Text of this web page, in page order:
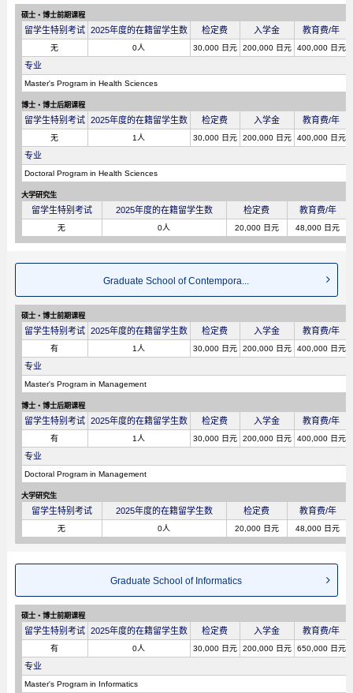
硕士・博士前期课程
留学生特别考试 2025年度的在籍留学生数 检定费 入学金 教育费/年
无 0人 30,000 日元 200,000 日元 400,000 日元
专业
Master's Program in Health Sciences
博士・博士后期课程
留学生特别考试 2025年度的在籍留学生数 检定费 入学金 教育费/年
无 1人 30,000 日元 200,000 日元 400,000 日元
专业
Doctoral Program in Health Sciences
大学研究生
留学生特别考试 2025年度的在籍留学生数 检定费 教育费/年
无 0人 20,000 日元 48,000 日元
Graduate School of Contempora...
硕士・博士前期课程
留学生特别考试 2025年度的在籍留学生数 检定费 入学金 教育费/年
有 1人 30,000 日元 200,000 日元 400,000 日元
专业
Master's Program in Management
博士・博士后期课程
留学生特别考试 2025年度的在籍留学生数 检定费 入学金 教育费/年
有 1人 30,000 日元 200,000 日元 400,000 日元
专业
Doctoral Program in Management
大学研究生
留学生特别考试 2025年度的在籍留学生数 检定费 教育费/年
无 0人 20,000 日元 48,000 日元
Graduate School of Informatics
硕士・博士前期课程
留学生特别考试 2025年度的在籍留学生数 检定费 入学金 教育费/年
有 0人 30,000 日元 200,000 日元 650,000 日元
专业
Master's Program in Informatics